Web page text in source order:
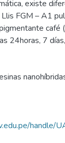
existe
FGM – A1
café
24horas, 7
handle/